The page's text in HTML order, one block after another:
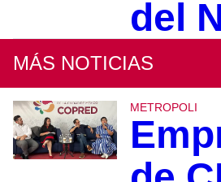
del
MÁS NOTICIAS
METROPOLI